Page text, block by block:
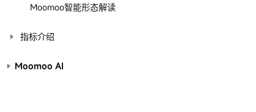
Moomoo智能形态解读
指标介绍
Moomoo AI